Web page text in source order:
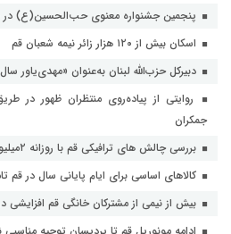
پنجمین جشنواره معنوی حب‌الحسین(ع) در
اسکان بیش از ۱۲۰ هزار زائر نیمه شعبان قم
دبیرکل حزب‌الله لبنان به‌عنوان «مهدی‌یاور
روایتی از پیاده‌روی منتظران ظهور
جمکران
بررسی چالش های ترافیکی قم با روزانه ۲میلیون سفر دوره شهری
کالاهای اساسی برای ایام پایانی سال در
بیش از نیمی از مشترکان خانگی قم افزایشی
ادامه مونوریل قم تا پردیسان توجیه مناسبی